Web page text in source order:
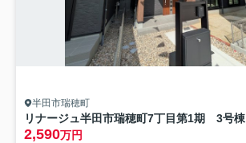
半田市瑞穂町
リナージュ半田市瑞穂町7丁目第1期 3号棟
2,590万円